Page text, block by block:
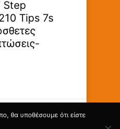
Step
Tips 7s
θα υποθέσουμε ότι είστε